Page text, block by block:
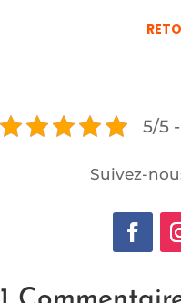
5/5
Suivez-